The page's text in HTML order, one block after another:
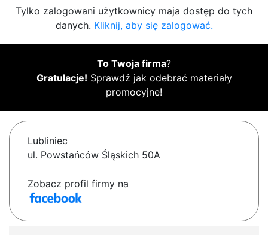
Tylko zalogowani użytkownicy maja dostęp do tych
danych. Kliknij, aby się zalogować.
To Twoja firma?
Gratulacje! Sprawdź jak odebrać materiały
promocyjne!
Lubliniec
ul. Powstańców Śląskich 50A
Zobacz profil firmy na